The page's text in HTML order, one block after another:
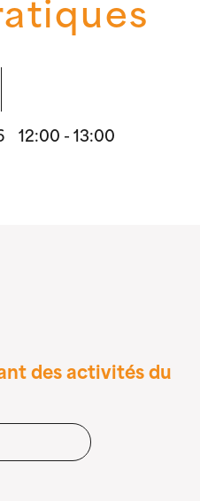
12:00 - 13:00
des activités du